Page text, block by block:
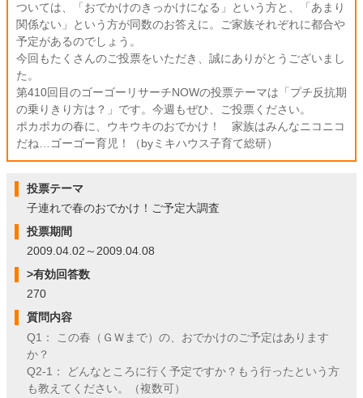
ついては、「おでかけのきっかけになる」という方と、「あまり
関係ない」という方が同数のお答えに。ご家族それぞれに都合や
予定があるのでしょう。
今回もたくさんのご投票をいただき、誠にありがとうございまし
た。
第410回目のゴーゴーリサーチNOWの投票テーマは「プチ反抗期
の乗りきり方は？」です。今週もぜひ、ご投票ください。
ポカポカの春に、ウキウキのおでかけ！ 家族はみんなニコニコ
だね…ゴーゴー育児！（byミキハウス子育て総研）
投票テーマ
子連れで春のおでかけ！ご予定大調査
投票期間
2009.04.02～2009.04.08
>有効回答数
270
質問内容
Q1： この春（ＧＷまで）の、おでかけのご予定はあります
か？
Q2-1： どんなところに行く予定ですか？もう行ったという方
も教えてください。（複数可）